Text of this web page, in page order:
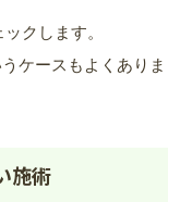
クします。
ケースもよくありま
施術